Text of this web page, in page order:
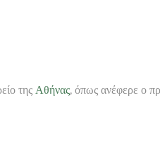
της Αθήνας, όπως ανέφερε ο